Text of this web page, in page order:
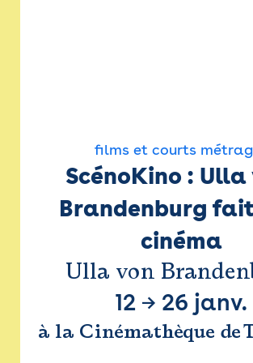
films et courts
ScénoKino : Ulla
Brandenburg
cinéma
Ulla von
12 → 26 janv.
à la Cinémathèque de